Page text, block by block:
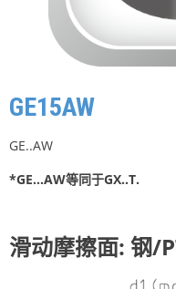
GE15AW
GE..AW
*GE…AW等同于GX..T.
滑动摩擦面: 钢/